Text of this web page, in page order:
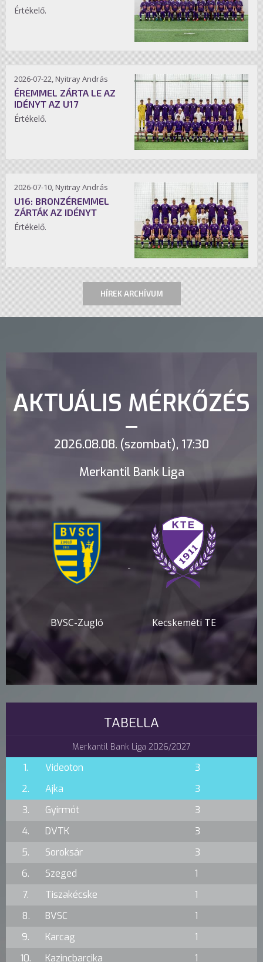
Értékelő.
2026-07-22, Nyitray András
ÉREMMEL ZÁRTA LE AZ
IDÉNYT AZ U17
Értékelő.
2026-07-10, Nyitray András
U16: BRONZÉREMMEL
ZÁRTÁK AZ IDÉNYT
Értékelő.
HÍREK ARCHÍVUM
AKTUÁLIS MÉRKŐZÉS
2026.08.08. (szombat), 17:30
Merkantil Bank Liga
BVSC-Zugló
-
Kecskeméti TE
TABELLA
Merkantil Bank Liga 2026/2027
1. Videoton
3
2.
Ajka
3
3.
Gyirmót
3
4.
DVTK
3
5.
Soroksár
3
6.
Szeged
1
7.
Tiszakécske
1
8.
BVSC
1
9.
Karcag
1
10.
Kazincbarcika 1